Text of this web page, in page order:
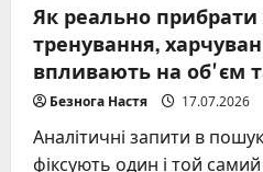
Як реально прибрати
тренування,
впливають на обʼєм
Безнога Настя 17.07.2026
Аналітичні запити в
фіксують один і той самий